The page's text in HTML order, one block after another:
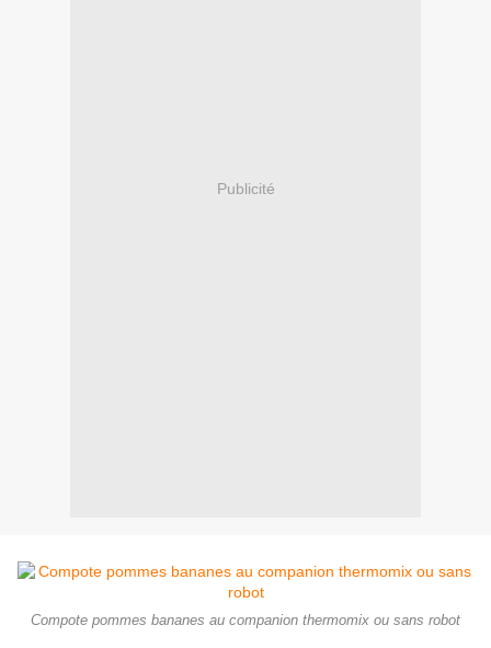
Publicité
Compote pommes bananes au companion thermomix ou sans robot